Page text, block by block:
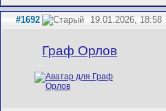
#1692 19.01.2026, 18:58
Граф Орлов